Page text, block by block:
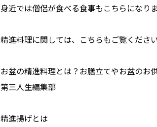
身近では僧侶が食べる食事もこちらになりま
精進料理に関しては、こちらもご覧ください
お盆の精進料理とは？お膳立てやお盆のお
第三人生編集部
精進揚げとは